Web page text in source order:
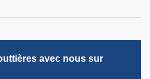
avec nous sur